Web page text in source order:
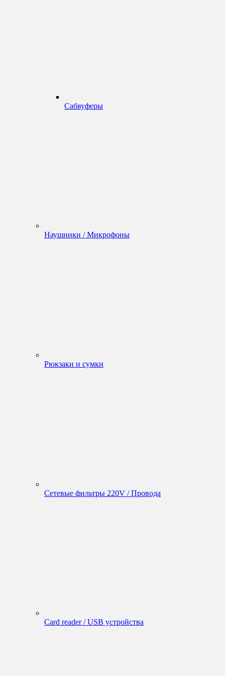
Сабвуферы
Наушники / Микрофоны
Рюкзаки и сумки
Сетевые фильтры 220V / Провода
Card reader / USB устройства